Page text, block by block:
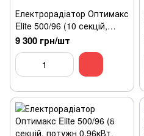
Електрорадіатор Оптимакс
Elite 500/96 (10 секцій,
потужн 1,2кВт, площа
обігріву, до 19 кв.м.)
9 300 грн/шт